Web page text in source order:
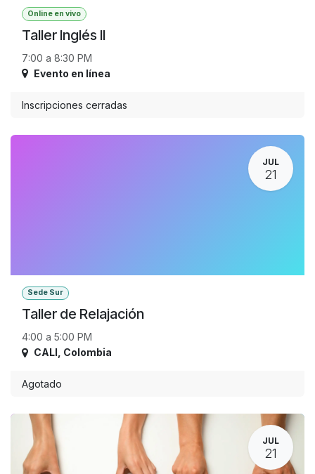
Online en vivo
Taller Inglés II
7:00 a 8:30 PM
Evento en línea
Inscripciones cerradas
JUL
21
Sede Sur
Taller de Relajación
4:00 a 5:00 PM
CALI Colombia
Agotado
JUL
21